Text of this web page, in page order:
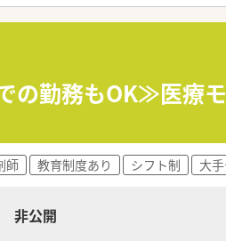
扱う負担が少なく、内科領域
に、薬歴管理や在庫管理など
ており、正確かつスピーディ
としてドクターや多職種との
く、アットホームな雰囲気の
、復職後の時短勤務なども柔
フに過度な負担がかからないよ
の勤務もOK≫医療
師 教育制度あり シフト制 大
非公開